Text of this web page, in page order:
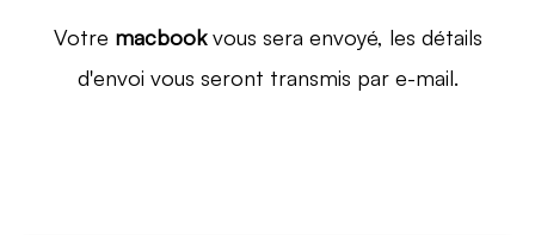
Votre macbookvous sera envoyé, les détails
d'envoi vous seront transmis par e-mail.